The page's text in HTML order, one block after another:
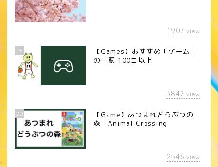
1907 view
19
【Games】おすすめ「ゲーム」
の一覧 100コ以上
3842 view
20
【Game】あつまれどうぶつの
森 Animal Crossing
2546 view